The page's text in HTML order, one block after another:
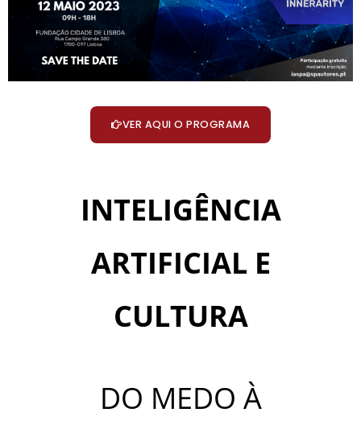
VER AQUI O PROGRAMA
INTELIGÊNCIA
ARTIFICIAL E
CULTURA
DO MEDO À